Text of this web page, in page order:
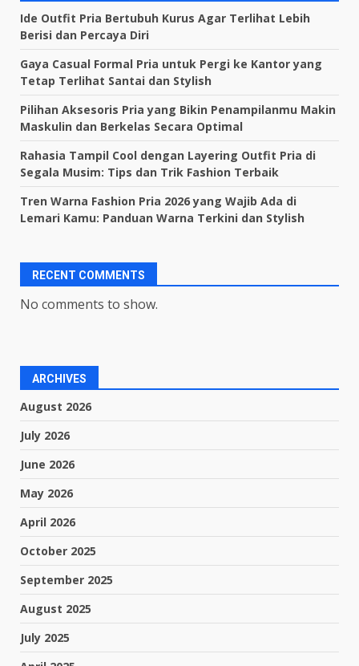
Ide Outfit Pria Bertubuh Kurus Agar Terlihat Lebih
Berisi dan Percaya Diri
Gaya Casual Formal Pria untuk Pergi ke Kantor yang
Tetap Terlihat Santai dan Stylish
Pilihan Aksesoris Pria yang Bikin Penampilanmu Makin
Maskulin dan Berkelas Secara Optimal
Rahasia Tampil Cool dengan Layering Outfit Pria di
Segala Musim: Tips dan Trik Fashion Terbaik
Tren Warna Fashion Pria 2026 yang Wajib Ada di
Lemari Kamu: Panduan Warna Terkini dan Stylish
RECENT COMMENTS
No comments to show.
ARCHIVES
August 2026
July 2026
June 2026
May 2026
April 2026
October 2025
September 2025
August 2025
July 2025